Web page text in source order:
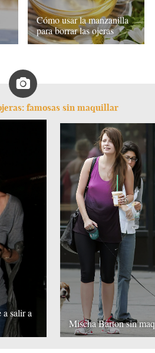
Cómo usar la manzanilla
para borrar las ojeras
famosas sin maquillar
a salir a
Mischa Barton sin